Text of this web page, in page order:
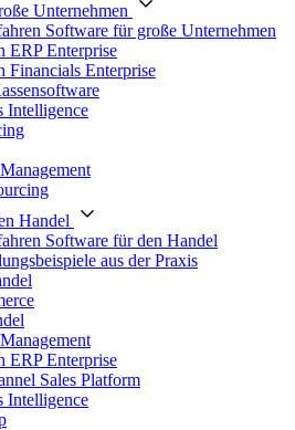
Unternehmen
Software für große Unternehmen
ERP Enterprise
Financials Enterprise
Intelligence
Handel
Software für den Handel
aus der Praxis
ERP Enterprise
Sales Platform
Intelligence